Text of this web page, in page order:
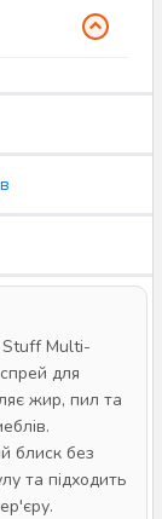
Stuff Multi-
для
жир, пил та
блиск без
та підходить